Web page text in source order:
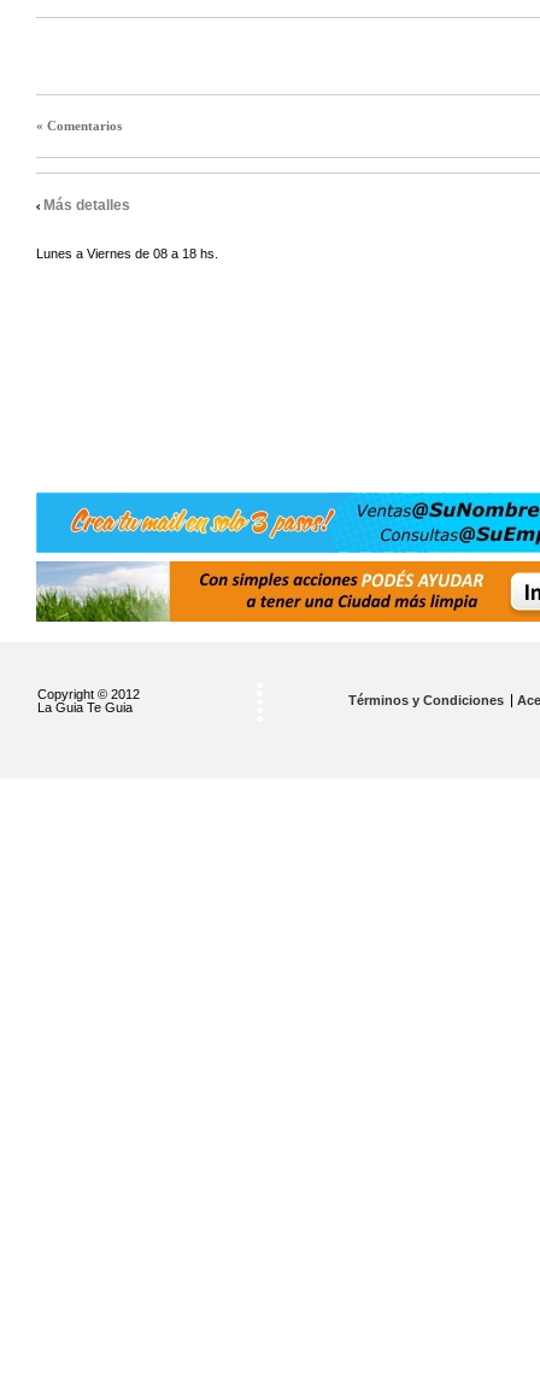
« Comentarios
Más detalles
Lunes a Viernes de 08 a 18 hs.
Copyright © 2012
La Guia Te Guia
Términos y Condiciones